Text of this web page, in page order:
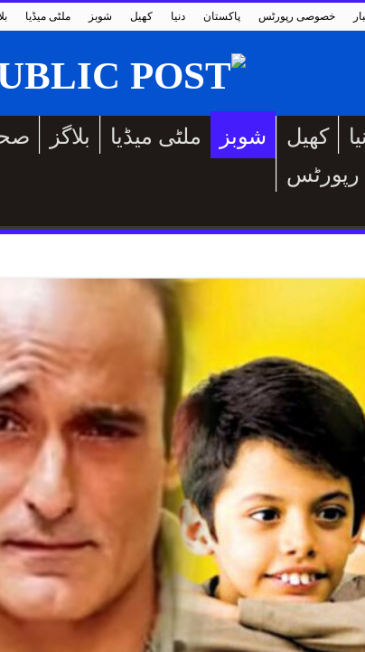
ملٹی میڈیا شوبز کھیل دنیا پاکستان خصوصی رپورٹس
بلاگز ملٹی میڈیا شوبز کھیل